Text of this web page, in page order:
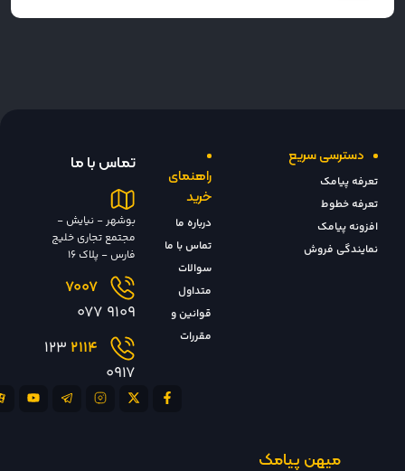
دسترسی سریع
تعرفه پیامک
تعرفه خطوط
افزونه پیامک
نمایندگی فروش
راهنمای
خرید
درباره ما
تماس با ما
سوالات
متداول
قوانین و
مقررات
تماس با ما
بوشهر - نیایش -
مجتمع تجاری خلیج
فارس - پلاک 16
7007
9109 077
2114
123
0917
میهن پیامک